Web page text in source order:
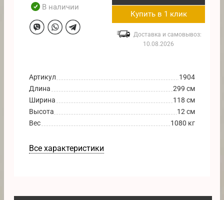
В наличии
Купить в 1 клик
Доставка и самовывоз:
10.08.2026
Артикул
1904
Длина
299 см
Ширина
118 см
Высота
12 см
Вес
1080 кг
Все характеристики